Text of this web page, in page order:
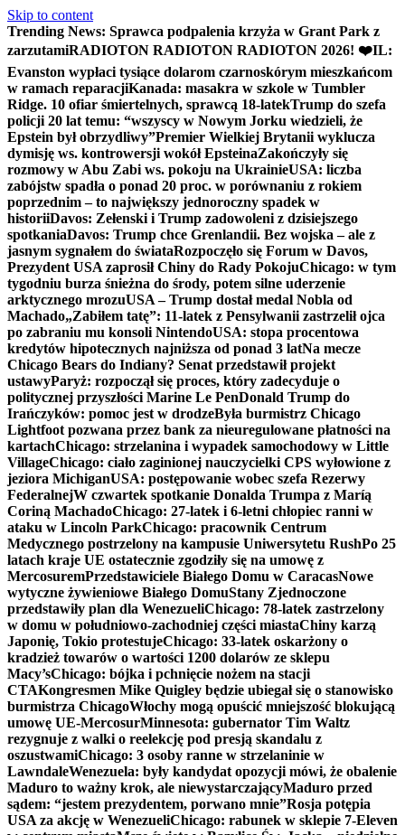
Skip to content
Trending News: Sprawca podpalenia krzyża w Grant Park z
zarzutamiRADIOTON RADIOTON RADIOTON 2026! ❤️IL:
Evanston wypłaci tysiące dolarom czarnoskórym mieszkańcom
w ramach reparacjiKanada: masakra w szkole w Tumbler
Ridge. 10 ofiar śmiertelnych, sprawcą 18-latekTrump do szefa
policji 20 lat temu: “wszyscy w Nowym Jorku wiedzieli, że
Epstein był obrzydliwy”Premier Wielkiej Brytanii wyklucza
dymisję ws. kontrowersji wokół EpsteinaZakończyły się
rozmowy w Abu Zabi ws. pokoju na UkrainieUSA: liczba
zabójstw spadła o ponad 20 proc. w porównaniu z rokiem
poprzednim – to największy jednoroczny spadek w
historiiDavos: Zełenski i Trump zadowoleni z dzisiejszego
spotkaniaDavos: Trump chce Grenlandii. Bez wojska – ale z
jasnym sygnałem do świataRozpoczęło się Forum w Davos,
Prezydent USA zaprosił Chiny do Rady PokojuChicago: w tym
tygodniu burza śnieżna do środy, potem silne uderzenie
arktycznego mrozuUSA – Trump dostał medal Nobla od
Machado„Zabiłem tatę”: 11-latek z Pensylwanii zastrzelił ojca
po zabraniu mu konsoli NintendoUSA: stopa procentowa
kredytów hipotecznych najniższa od ponad 3 latNa mecze
Chicago Bears do Indiany? Senat przedstawił projekt
ustawyParyż: rozpoczął się proces, który zadecyduje o
politycznej przyszłości Marine Le PenDonald Trump do
Irańczyków: pomoc jest w drodzeByła burmistrz Chicago
Lightfoot pozwana przez bank za nieuregulowane płatności na
kartachChicago: strzelanina i wypadek samochodowy w Little
VillageChicago: ciało zaginionej nauczycielki CPS wyłowione z
jeziora MichiganUSA: postępowanie wobec szefa Rezerwy
FederalnejW czwartek spotkanie Donalda Trumpa z Maríą
Coriną MachadoChicago: 27-latek i 6-letni chłopiec ranni w
ataku w Lincoln ParkChicago: pracownik Centrum
Medycznego postrzelony na kampusie Uniwersytetu RushPo 25
latach kraje UE ostatecznie zgodziły się na umowę z
MercosuremPrzedstawiciele Białego Domu w CaracasNowe
wytyczne żywieniowe Białego DomuStany Zjednoczone
przedstawiły plan dla WenezueliChicago: 78-latek zastrzelony
w domu w południowo-zachodniej części miastaChiny karzą
Japonię, Tokio protestujeChicago: 33-latek oskarżony o
kradzież towarów o wartości 1200 dolarów ze sklepu
Macy’sChicago: bójka i pchnięcie nożem na stacji
CTAKongresmen Mike Quigley będzie ubiegał się o stanowisko
burmistrza ChicagoWłochy mogą opuścić mniejszość blokującą
umowę UE-MercosurMinnesota: gubernator Tim Waltz
rezygnuje z walki o reelekcję pod presją skandalu z
oszustwamiChicago: 3 osoby ranne w strzelaninie w
LawndaleWenezuela: były kandydat opozycji mówi, że obalenie
Maduro to ważny krok, ale niewystarczającyMaduro przed
sądem: “jestem prezydentem, porwano mnie”Rosja potępia
USA za akcję w WenezueliChicago: rabunek w sklepie 7-Eleven